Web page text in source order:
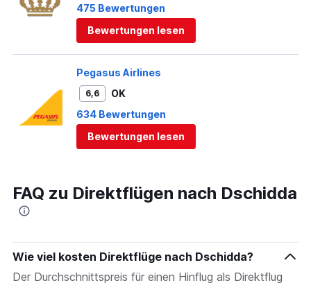
475 Bewertungen
Bewertungen lesen
Pegasus Airlines
6,6
OK
634 Bewertungen
Bewertungen lesen
FAQ zu Direktflügen nach Dschidda
Wie viel kosten Direktflüge nach Dschidda?
Der Durchschnittspreis für einen Hinflug als Direktflug